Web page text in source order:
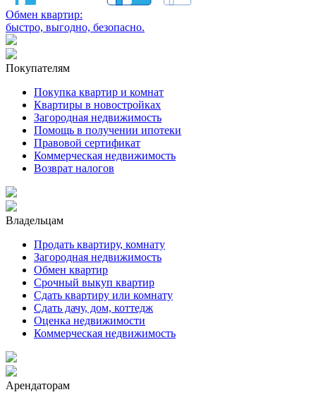
Обмен квартир:
быстро, выгодно, безопасно.
Покупателям
Покупка квартир и комнат
Квартиры в новостройках
Загородная недвижимость
Помощь в получении ипотеки
Правовой сертификат
Коммерческая недвижимость
Возврат налогов
Владельцам
Продать квартиру, комнату
Загородная недвижимость
Обмен квартир
Срочный выкуп квартир
Сдать квартиру или комнату
Сдать дачу, дом, коттедж
Оценка недвижимости
Коммерческая недвижимость
Арендаторам